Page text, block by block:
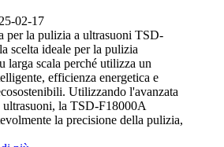
02-17
per la pulizia a ultrasuoni TSD-
scelta ideale per la pulizia
larga scala perché utilizza un
efficienza energetica e
Utilizzando l'avanzata
ultrasuoni, la TSD-F18000A
la precisione della pulizia,